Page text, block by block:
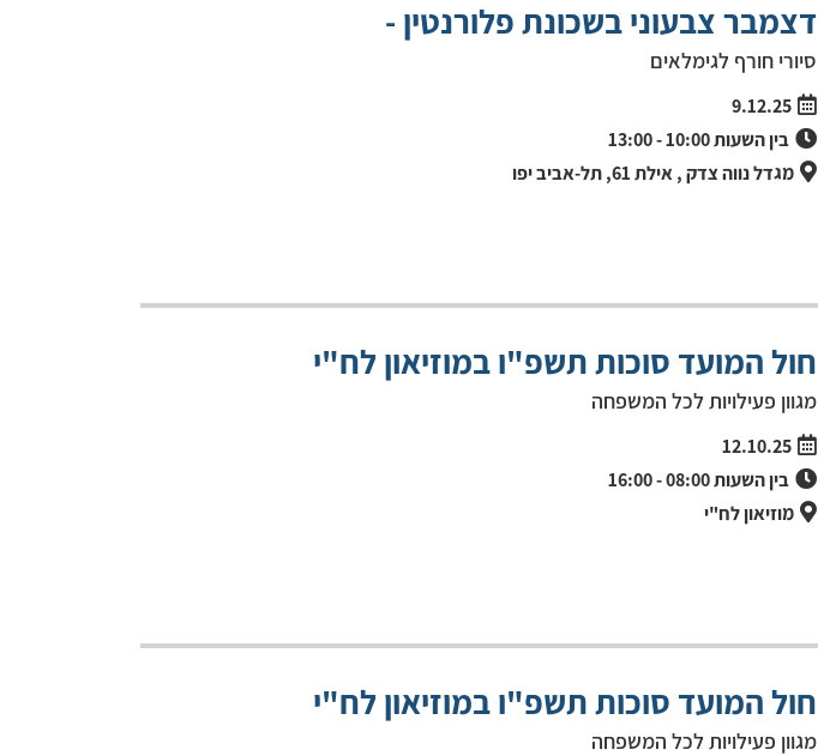
דצמבר צבעוני בשכונת פלורנטין -
סיורי חורף לגימלאים
9.12.25
בין השעות10:00
-
13:00
מגדל נווה צדק , אילת 61, תל-אביב יפו
חול המועד סוכות תשפ"ו במוזיאון לח"י
מגוון פעילויות לכל המשפחה
12.10.25
בין השעות08:00
-
16:00
מוזיאון לח"י
חול המועד סוכות תשפ"ו במוזיאון לח"י
מגוון פעילויות לכל המשפחה